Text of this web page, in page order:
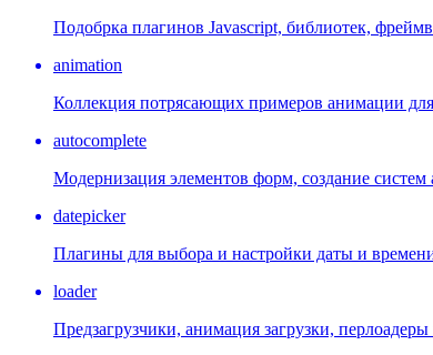
Подобрка плагинов Javascript, библиотек,
animation
Коллекция потрясающих примеров анимации
autocomplete
Модернизация элементов форм, создание систем
datepicker
Плагины для выбора и настройки даты и
loader
Предзагрузчики, анимация загрузки, перлоадеры